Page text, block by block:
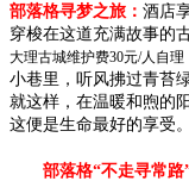
部落格寻梦之旅： 酒店
穿梭在这道充满故事的
大理古城维护费30元/人自理
小巷里，听风拂过青苔
就这样，在温暖和煦的
这便是生命最好的享受。
部落格“不走寻常路